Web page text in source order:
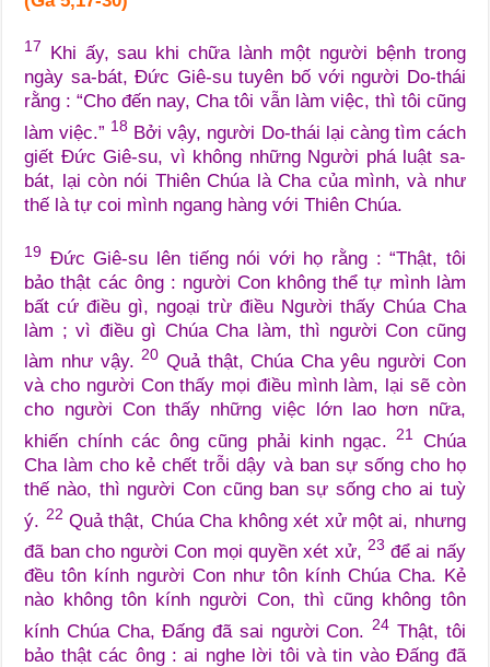
17
Khi ấy, sau khi chữa lành một người bệnh trong
ngày sa-bát, Đức Giê-su tuyên bố với người Do-thái
rằng : “Cho đến nay, Cha tôi vẫn làm việc, thì tôi cũng
làm việc.” 18 Bởi vậy, người Do-thái lại càng tìm cách
giết Đức Giê-su, vì không những Người phá luật sa-
bát, lại còn nói Thiên Chúa là Cha của mình, và như
thế là tự coi mình ngang hàng với Thiên Chúa.
19 Đức Giê-su lên tiếng nói với họ rằng : “Thật, tôi
bảo thật các ông : người Con không thể tự mình làm
bất cứ điều gì, ngoại trừ điều Người thấy Chúa Cha
làm ; vì điều gì Chúa Cha làm, thì người Con cũng
làm như vậy.20 Quả thật, Chúa Cha yêu người Con
và cho người Con thấy mọi điều mình làm, lại sẽ còn
cho người Con thấy những việc lớn lao hơn nữa,
khiến chính các ông cũng phải kinh ngạc.21 Chúa
Cha làm cho kẻ chết trỗi dậy và ban sự sống cho họ
thế nào, thì người Con cũng ban sự sống cho ai tuỳ
ý. 22 Quả thật, Chúa Cha không xét xử một ai, nhưng
đã ban cho người Con mọi quyền xét xử, 23 để ai nấy
đều tôn kính người Con như tôn kính Chúa Cha. Kẻ
nào không tôn kính người Con, thì cũng không tôn
kính Chúa Cha, Đấng đã sai người Con.24 Thật, tôi
bảo thật các ông : ai nghe lời tôi và tin vào Đấng đã